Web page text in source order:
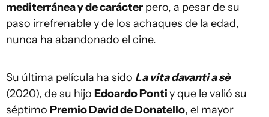
mediterránea y de carácter pero, a pesar de su
paso irrefrenable y de los achaques de la edad,
nunca ha abandonado el cine.
Su última película ha sido La vita davanti a sè
(2020), de su hijo Edoardo Pontiy que le valió su
séptimo Premio David de Donatello, el mayor